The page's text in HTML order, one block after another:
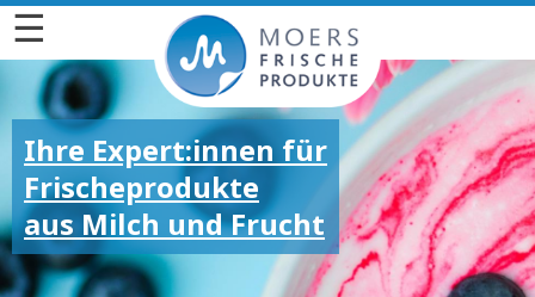
☰
Ihre Expert:innen für
Frischeprodukte
aus Milch und Frucht